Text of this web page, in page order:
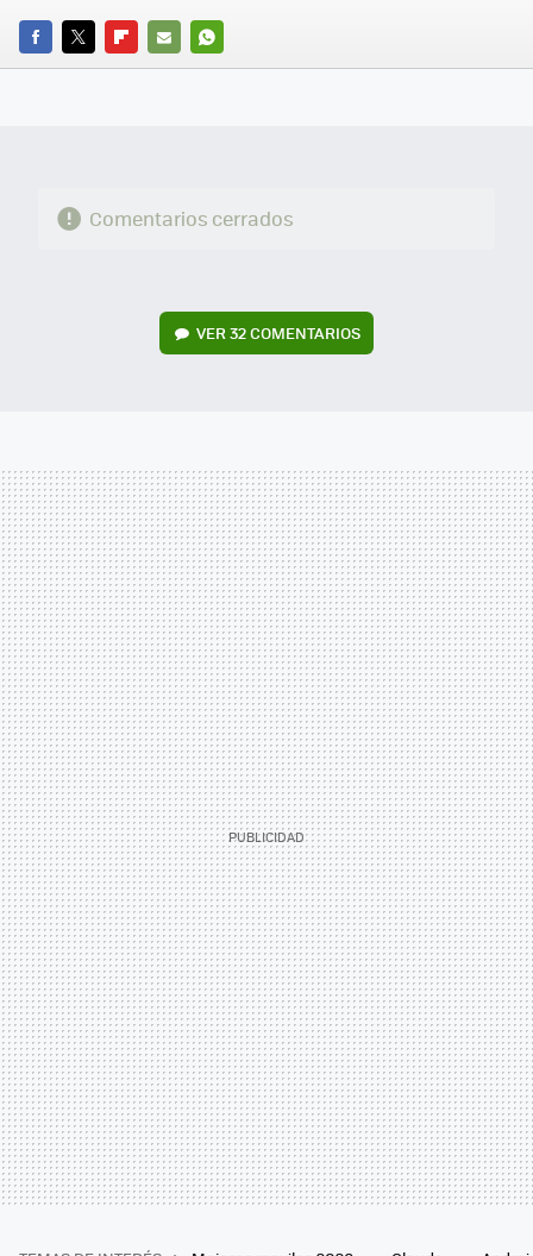
FACEBOOK
TWITTERFLIPBOARD
E-
WHATSAPP
Comentarios cerrados
VER32 COMENTARIOS